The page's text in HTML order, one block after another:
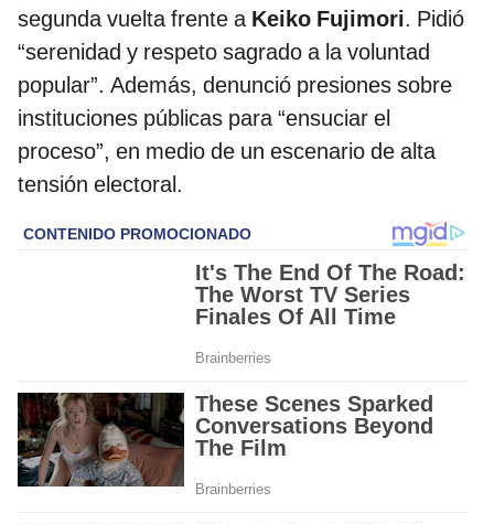
segunda vuelta frente a Keiko Fujimori. Pidió
“serenidad y respeto sagrado a la voluntad
popular”. Además, denunció presiones sobre
instituciones públicas para “ensuciar el
proceso”, en medio de un escenario de alta
tensión electoral.